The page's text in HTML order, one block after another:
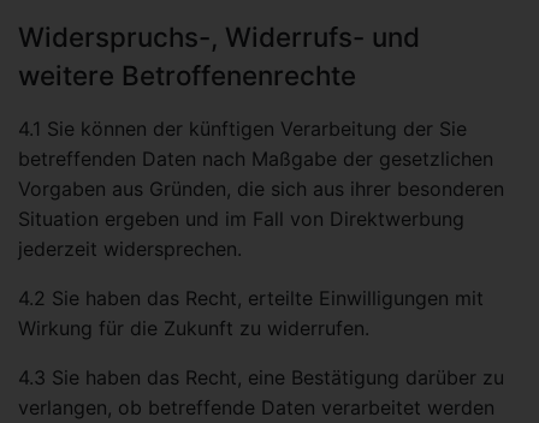
Widerspruchs-, Widerrufs- und
weitere Betroffenenrechte
4.1 Sie können der künftigen Verarbeitung der Sie
betreffenden Daten nach Maßgabe der gesetzlichen
Vorgaben aus Gründen, die sich aus ihrer besonderen
Situation ergeben und im Fall von Direktwerbung
jederzeit widersprechen.
4.2 Sie haben das Recht, erteilte Einwilligungen mit
Wirkung für die Zukunft zu widerrufen.
4.3 Sie haben das Recht, eine Bestätigung darüber zu
verlangen, ob betreffende Daten verarbeitet werden